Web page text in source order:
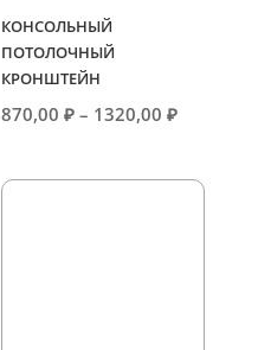
КОНСОЛЬНЫЙ
ПОТОЛОЧНЫЙ
КРОНШТЕЙН
870,00₽ – 1320,00₽
870,00 ₽